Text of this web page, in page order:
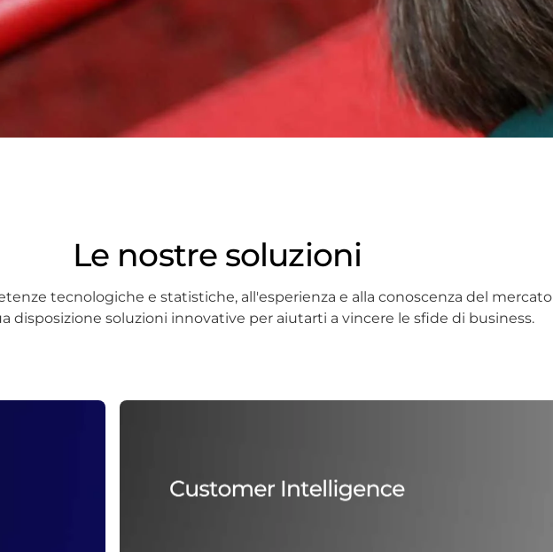
Le nostre soluzioni
tecnologiche e statistiche, all'esperienza e alla conoscenza del mercato
disposizione soluzioni innovative per aiutarti a vincere le sfide di business.